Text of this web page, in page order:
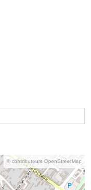
© contributeurs OpenStreetMap